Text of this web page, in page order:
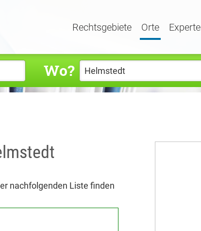
Rechtsgebiete Orte
Wo?
nachfolgenden Liste finden